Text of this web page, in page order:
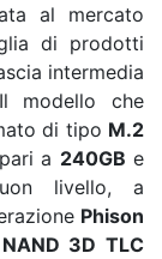
al mercato
di prodotti
intermedia
modello che
di tipo M.2
a 240GB e
livello, a
Phison
NAND 3D TLC